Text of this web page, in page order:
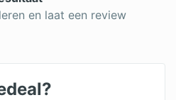
en laat een review